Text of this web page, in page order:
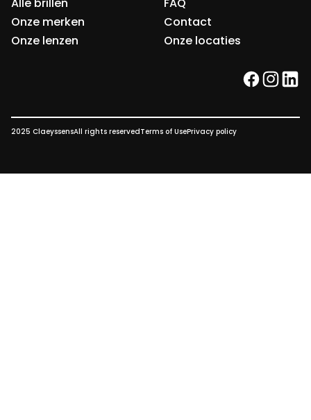
Alle brillen
Onze merken
Onze lenzen
FAQ
Contact
Onze locaties
facebook
2025 ClaeyssensAll rights reservedTerms of UsePrivacy policy